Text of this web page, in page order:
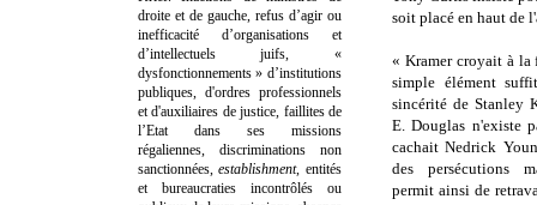
soit placé en haut de
« Kramer croyait à la
simple élément
sincérité de Stanley
E. Douglas n'existe
cachait Nedrick
des persécutions
permit ainsi de
droite et de gauche, refus d’agir ou
inefficacité d’organisations et
d’intellectuels juifs, «
dysfonctionnements » d’institutions
publiques, d'ordres professionnels
et d'auxiliaires de justice, faillites de
l’Etat dans ses missions
régaliennes, discriminations non
sanctionnées,establishment, entités
et bureaucraties incontrôlés ou